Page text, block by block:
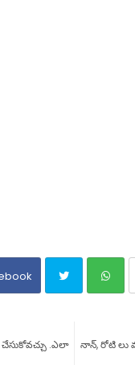
ter ats
నాన్, రోటి లు
.ఎలా